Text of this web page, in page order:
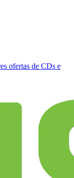
ofertas de CDs e